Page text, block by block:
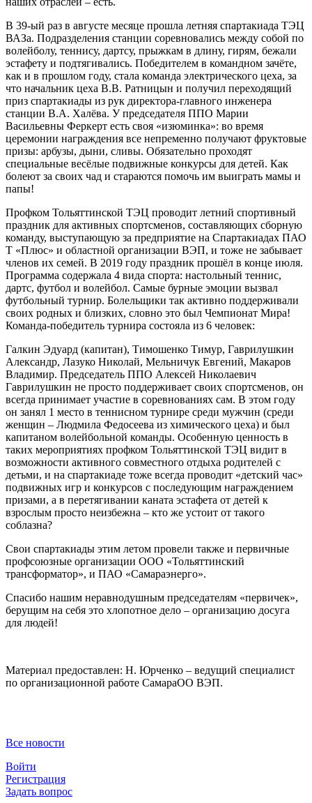
В 39-ый раз в августе месяце прошла летняя спартакиада ТЭЦ
ВАЗа. Подразделения станции соревновались между собой по
волейболу, теннису, дартсу, прыжкам в длину, гирям, бежали
эстафету и подтягивались. Победителем в командном зачёте,
как и в прошлом году, стала команда электрического цеха, за
что начальник цеха В.В. Ратницын и получил переходящий
приз спартакиады из рук директора-главного инженера
станции В.А. Халёва. У председателя ППО Марии
Васильевны Феркерт есть своя «изюминка»: во время
церемонии награждения все непременно получают фруктовые
призы: арбузы, дыни, сливы. Обязательно проходят
специальные весёлые подвижные конкурсы для детей. Как
болеют за своих чад и стараются помочь им выиграть мамы и
папы!
Профком Тольяттинской ТЭЦ проводит летний спортивный
праздник для активных спортсменов, составляющих сборную
команду, выступающую за предприятие на Спартакиадах ПАО
Т «Плюс» и областной организации ВЭП, и тоже не забывает
членов их семей. В 2019 году праздник прошёл в конце июля.
Программа содержала 4 вида спорта: настольный теннис,
дартс, футбол и волейбол. Самые бурные эмоции вызвал
футбольный турнир. Болельщики так активно поддерживали
своих родных и близких, словно это был Чемпионат Мира!
Команда-победитель турнира состояла из 6 человек:
Галкин Эдуард (капитан), Тимошенко Тимур, Гаврилушкин
Александр, Лазуко Николай, Мельничук Евгений, Макаров
Владимир. Председатель ППО Алексей Николаевич
Гаврилушкин не просто поддерживает своих спортсменов, он
всегда принимает участие в соревнованиях сам. В этом году
он занял 1 место в теннисном турнире среди мужчин (среди
женщин – Людмила Федосеева из химического цеха) и был
капитаном волейбольной команды. Особенную ценность в
таких мероприятиях профком Тольяттинской ТЭЦ видит в
возможности активного совместного отдыха родителей с
детьми, и на спартакиаде тоже всегда проводит «детский час»
подвижных игр и конкурсов с последующим награждением
призами, а в перетягивании каната эстафета от детей к
взрослым просто неизбежна – кто же устоит от такого
соблазна?
Свои спартакиады этим летом провели также и первичные
профсоюзные организации ООО «Тольяттинский
трансформатор», и ПАО «Самараэнерго».
Спасибо нашим неравнодушным председателям «первичек»,
берущим на себя это хлопотное дело – организацию досуга
для людей!
Материал предоставлен: Н. Юрченко – ведущий специалист
по организационной работе СамараОО ВЭП.
Все новости
Войти
Регистрация
Задать вопрос